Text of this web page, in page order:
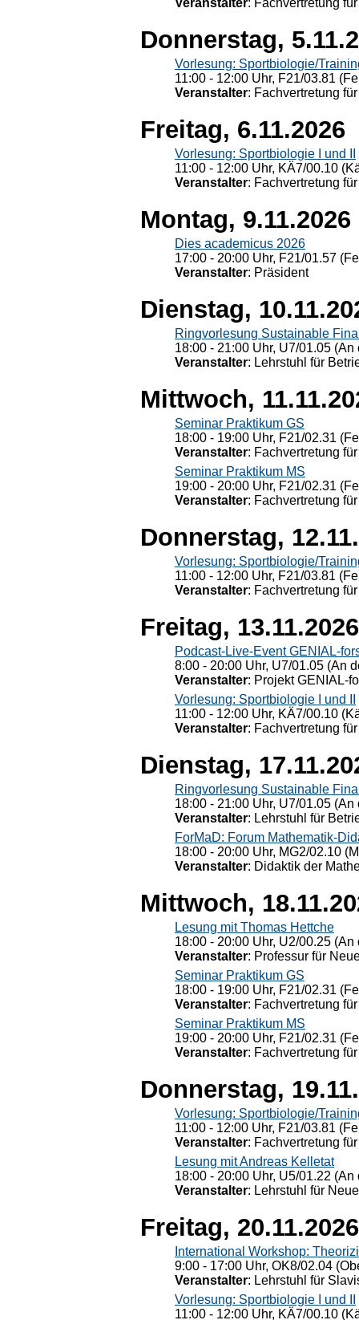
Veranstalter: Fachvertretung
Donnerstag,
Vorlesung: Sportbiologie/
11:00 - 12:00 Uhr, F21/03.81
Veranstalter: Fachvertretung
Freitag, 6.11.2026
Vorlesung: Sportbiologie I und II
11:00 - 12:00 Uhr, KÄ7/00.10
Veranstalter: Fachvertretung
Montag, 9.11.2026
Dies academicus 2026
17:00 - 20:00 Uhr, F21/01.57
Veranstalter: Präsident
Dienstag,
Ringvorlesung Sustainable
18:00 - 21:00 Uhr, U7/01.05
Veranstalter: Lehrstuhl für
Mittwoch,
Seminar Praktikum GS
18:00 - 19:00 Uhr, F21/02.31
Veranstalter: Fachvertretung
Seminar Praktikum MS
19:00 - 20:00 Uhr, F21/02.31
Veranstalter: Fachvertretung
Donnerstag,
Vorlesung: Sportbiologie/
11:00 - 12:00 Uhr, F21/03.81
Veranstalter: Fachvertretung
Freitag, 13.11.2026
Podcast-Live-Event GENIAL-
8:00 - 20:00 Uhr, U7/01.05 (An
Veranstalter: Projekt GENIAL-
Vorlesung: Sportbiologie I und II
11:00 - 12:00 Uhr, KÄ7/00.10
Veranstalter: Fachvertretung
Dienstag,
Ringvorlesung Sustainable
18:00 - 21:00 Uhr, U7/01.05
Veranstalter: Lehrstuhl für
ForMaD: Forum Mathematik-
18:00 - 20:00 Uhr, MG2/02.10
Veranstalter: Didaktik der
Mittwoch,
Lesung mit Thomas Hettche
18:00 - 20:00 Uhr, U2/00.25
Veranstalter: Professur für
Seminar Praktikum GS
18:00 - 19:00 Uhr, F21/02.31
Veranstalter: Fachvertretung
Seminar Praktikum MS
19:00 - 20:00 Uhr, F21/02.31
Veranstalter: Fachvertretung
Donnerstag,
Vorlesung: Sportbiologie/
11:00 - 12:00 Uhr, F21/03.81
Veranstalter: Fachvertretung
Lesung mit Andreas Kelletat
18:00 - 20:00 Uhr, U5/01.22
Veranstalter: Lehrstuhl für
Freitag, 20.11.2026
International Workshop:
9:00 - 17:00 Uhr, OK8/02.04
Veranstalter: Lehrstuhl für
Vorlesung: Sportbiologie I und II
11:00 - 12:00 Uhr, KÄ7/00.10